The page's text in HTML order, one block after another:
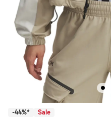
-44%* Sale